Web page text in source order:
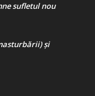
sufletul nou
şi